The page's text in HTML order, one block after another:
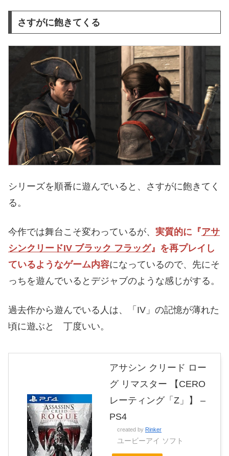
さすがに飽きてくる
シリーズを順番に遊んでいると、さすがに飽きてく
る。
今作では舞台こそ変わっているが、 実質的に『アサ
シンクリードIV ブラック フラッグ』を再プレイし
ているようなゲーム内容になっているので、先にそ
っちを遊んでいるとデジャブのような感じがする。
過去作から遊んでいる人は、「IV」の記憶が薄れた
頃に遊ぶと 丁度いい。
アサシン クリード ロー
グ リマスター 【CERO
レーティング「Z」】 –
PS4
created by Rinker
ユービーアイ ソフト